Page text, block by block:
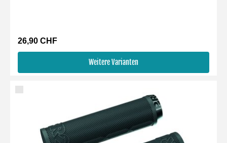
26,90 CHF
Weitere Varianten